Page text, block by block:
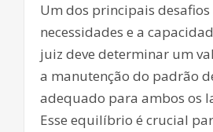
Um dos principais
necessidades e a
juiz deve determinar um
a manutenção do padrão
adequado para ambos os
Esse equilíbrio é crucial